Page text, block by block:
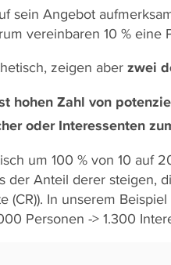
sein Angebot
vereinbaren 10 % eine
zeigen aber zwei
hohen Zahl von
oder Interessenten
um 100 % von 10 auf
der Anteil derer steigen,
(CR)). In unserem
Personen -> 1.300